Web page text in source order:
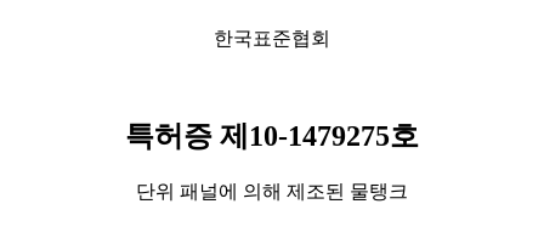
한국표준협회
특허증 제10-1479275호
단위 패널에 의해 제조된 물탱크